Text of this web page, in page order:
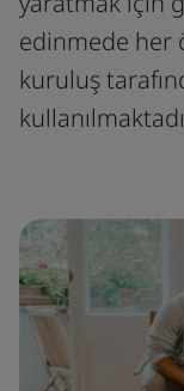
edinmede her
kuruluş